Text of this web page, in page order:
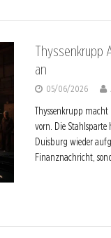
Thyssenkrupp
an
05/06/2026
Thyssenkrupp
vorn. Die Stahlsparte
Duisburg wieder
Finanznachricht,